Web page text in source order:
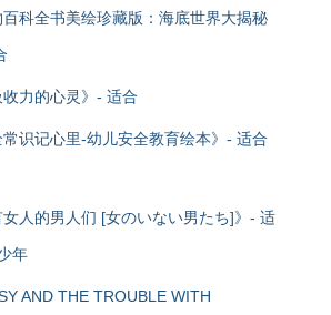
科全书美绘珍藏版：海底世界大揭秘
力的心灵》- 适合
识记心里-幼儿安全教育绘本》- 适合
人的男人们 [女のいない男たち]》- 适
年
AND THE TROUBLE WITH